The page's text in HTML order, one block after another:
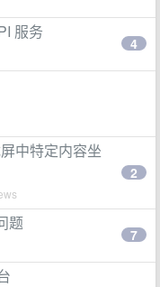
服务
4
中特定内容坐
2
题
7